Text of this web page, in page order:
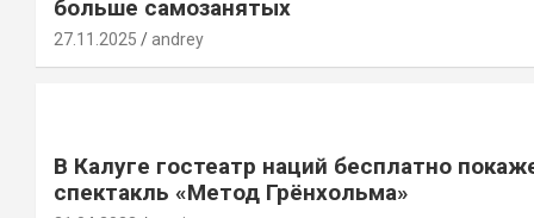
больше самозанятых
27.11.2025 andrey
В Калуге гостеатр наций бесплатно
спектакль «Метод Грёнхольма»